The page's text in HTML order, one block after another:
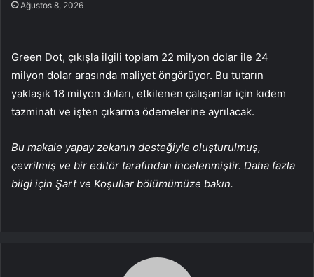
Ağustos 8, 2026
Green Dot, çıkışla ilgili toplam 22 milyon dolar ile 24
milyon dolar arasında maliyet öngörüyor. Bu tutarın
yaklaşık 18 milyon doları, etkilenen çalışanlar için kıdem
tazminatı ve işten çıkarma ödemelerine ayrılacak.
Bu makale yapay zekanın desteğiyle oluşturulmuş,
çevrilmiş ve bir editör tarafından incelenmiştir. Daha fazla
bilgi için Şart ve Koşullar bölümümüze bakın.